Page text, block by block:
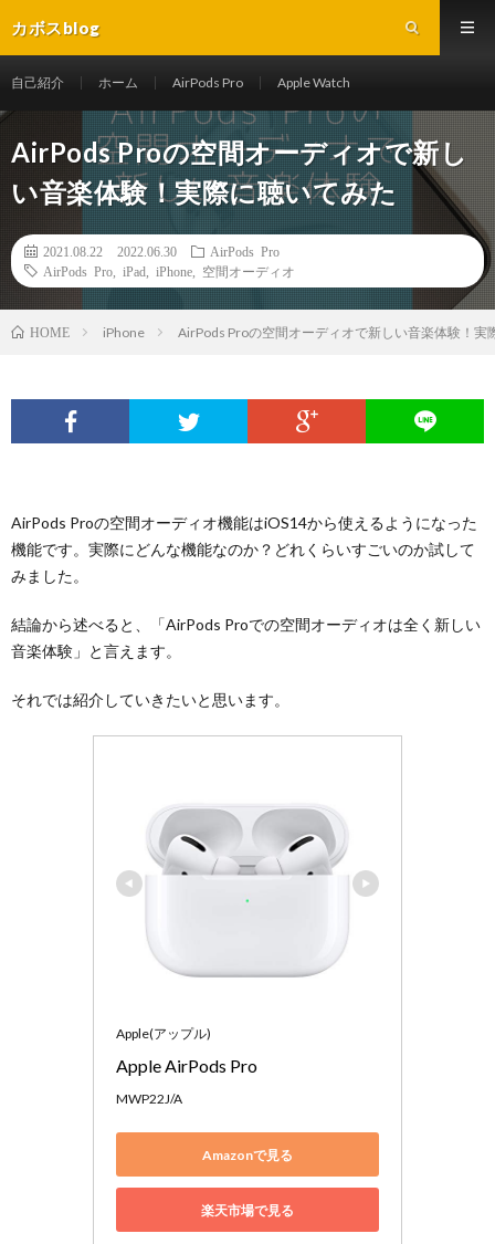
カボスblog
自己紹介 ホーム AirPods Pro Apple Watch
AirPods Proの空間オーディオで新し
い音楽体験！実際に聴いてみた
2021.08.22 2022.06.30
AirPods Pro
AirPods Pro
iPad iPhone 空間オーディオ
HOME iPhone AirPods Proの空間オーディオで新しい音楽体験！実
AirPods Proの空間オーディオ機能はiOS14から使えるようになった
機能です。実際にどんな機能なのか？どれくらいすごいのか試して
みました。
結論から述べると、「AirPods Proでの空間オーディオは全く新しい
音楽体験」と言えます。
それでは紹介していきたいと思います。
Apple(アップル)
Apple AirPods Pro
MWP22J/A
Amazonで見る
楽天市場で見る